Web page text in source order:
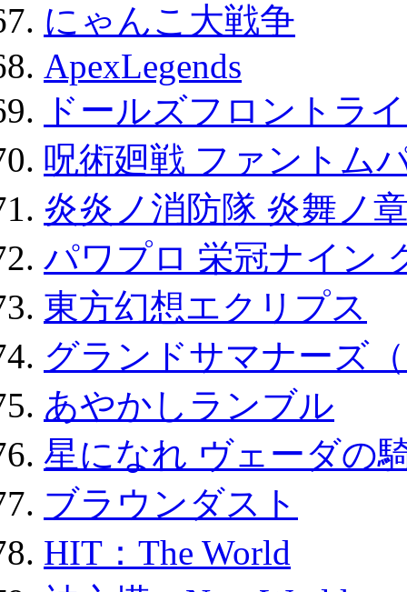
にゃんこ大戦争
ApexLegends
ドールズフロントラ
呪術廻戦 ファントム
炎炎ノ消防隊 炎舞ノ
パワプロ 栄冠ナイン
東方幻想エクリプス
グランドサマナーズ
あやかしランブル
星になれ ヴェーダの
ブラウンダスト
HIT：The World